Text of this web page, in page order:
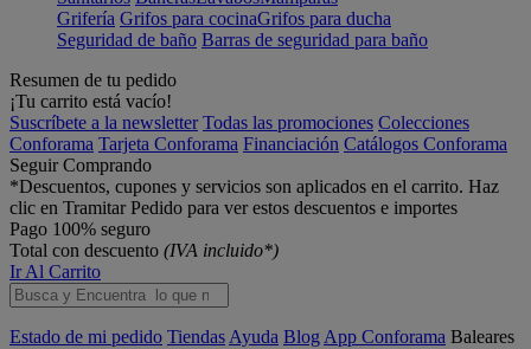
Grifería Grifos para cocinaGrifos para ducha
Seguridad de baño Barras de seguridad para baño
Resumen de tu pedido
¡Tu carrito está vacío!
Suscríbete a la newsletter Todas las promociones Colecciones
Conforama Tarjeta Conforama Financiación Catálogos Conforama
Seguir Comprando
*Descuentos, cupones y servicios son aplicados en el carrito. Haz
clic en Tramitar Pedido para ver estos descuentos e importes
Pago 100% seguro
Total con descuento (IVA incluido*)
Ir Al Carrito
Estado de mi pedido Tiendas Ayuda Blog App Conforama Baleares